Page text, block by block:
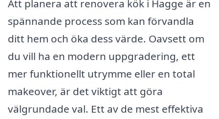
Att planera att renovera kök i Hagge är en
spännande process som kan förvandla
ditt hem och öka dess värde. Oavsett om
du vill ha en modern uppgradering, ett
mer funktionellt utrymme eller en total
makeover, är det viktigt att göra
välgrundade val. Ett av de mest effektiva